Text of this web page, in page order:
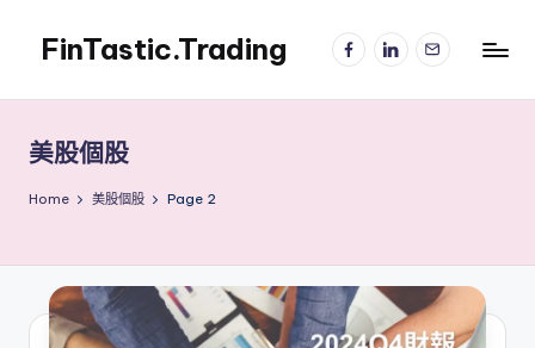
content
FinTastic.Trading
美
股
交
FacebookLinkedIn
電
子
美股個股
Home 美股個股 Page 2